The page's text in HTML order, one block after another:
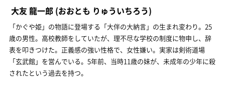
大友 龍一郎 (おおとも りゅういちろう)
「かぐや姫」の物語に登場する「大伴の大納言」の生まれ変わり。25
歳の男性。高校教師をしていたが、理不尽な学校の制度に物申し、辞
表を叩きつけた。正義感の強い性格で、女性嫌い。実家は剣術道場
「玄武館」を営んでいる。5年前、当時11歳の妹が、未成年の少年に殺
されたという過去を持つ。